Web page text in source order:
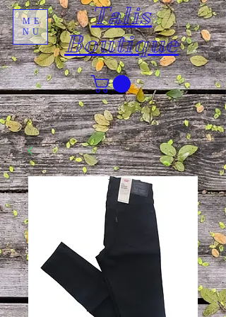
Talis
Boutique
ME
NU